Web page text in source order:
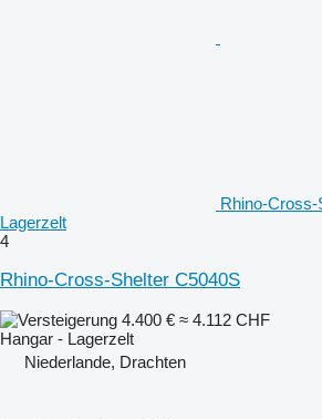
Rhino-Cross-
Lagerzelt
4
Rhino-Cross-Shelter C5040S
4.400 € ≈ 4.112 CHF
Hangar - Lagerzelt
Niederlande, Drachten